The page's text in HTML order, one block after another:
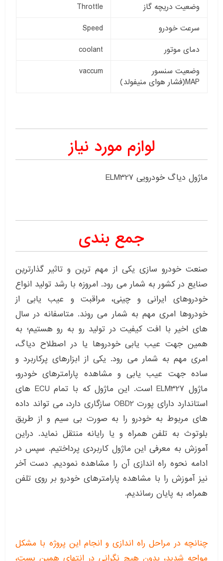
وضعیت دریچه گاز
Throttle
سرعت خودرو
Speed
دمای موتور
coolant
وضعیت سنسور
MAP(فشار هوای منیفولد)
vaccum
لوازم مورد نیاز
ماژول دیاگ خودرویی ELM327
جمع بندی
صنعت خودرو سازی یکی از مهم ترین و تاثیر گذارترین
صنایع در کشور به شمار می رود. امروزه با رشد تولید انواع
خودروهای ایرانی و چینی، مراقبت و عیب یابی از
خودروها امری مهم به شمار می روند. متاسفانه در سال
های اخیر با افت کیفیت در تولید رو به رو هستیم؛ به
همین جهت عیب یابی خودروها یا در اصطلاح دیاگ،
امری مهم به شمار می رود. یکی از ابزارهای پرکاربرد و
ساده جهت عیب یابی و مشاهده پارامترهای خودرو،
ماژول ELM327 است. این ماژول که با تمام ECU های
استاندارد دارای پورت OBD2 سازگاری دارد، می تواند داده
های مربوط به خودرو را به صورت بی سیم و از طریق
بلوتوث به تلفن همراه و یا رایانه منتقل نماید. دراین
آموزش به معرفی این ماژول کاربردی پرداختیم. سپس در
ادامه نحوه راه اندازی آن را مشاهده نمودیم. دست آخر
نیز آموزش را با مشاهده پارامترهای خودرو بر روی تلفن
همراه، به پایان رساندیم.
چنانچه در مراحل راه اندازی و انجام این پروژه با مشکل
مواجه شدید، بدون هیچ نگرانی در انتهای همین پست،